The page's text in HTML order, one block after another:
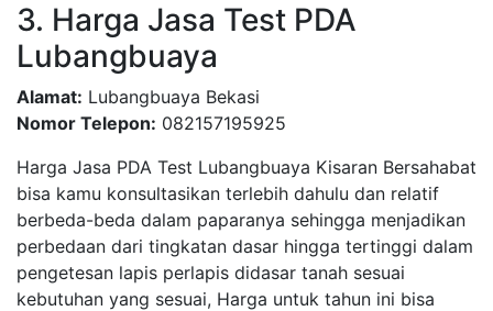
3. Harga Jasa Test PDA
Lubangbuaya
Alamat: Lubangbuaya Bekasi
Nomor Telepon: 082157195925
Harga Jasa PDA Test Lubangbuaya Kisaran Bersahabat
bisa kamu konsultasikan terlebih dahulu dan relatif
berbeda-beda dalam paparanya sehingga menjadikan
perbedaan dari tingkatan dasar hingga tertinggi dalam
pengetesan lapis perlapis didasar tanah sesuai
kebutuhan yang sesuai, Harga untuk tahun ini bisa